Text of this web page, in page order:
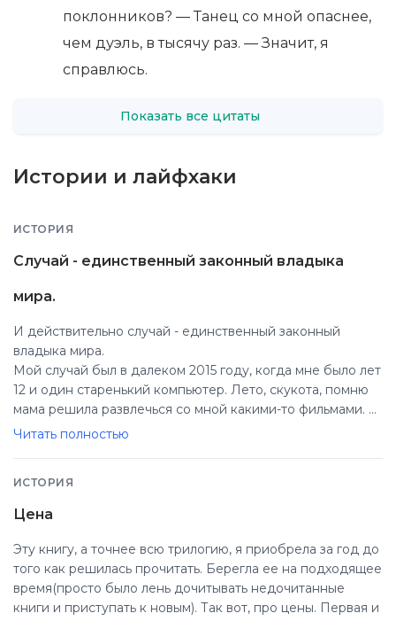
поклонников? — Танец со мной опаснее,
чем дуэль, в тысячу раз. — Значит, я
справлюсь.
Показать все цитаты
Истории и лайфхаки
ИСТОРИЯ
Случай - единственный законный владыка
мира.
И действительно случай - единственный законный
владыка мира.
Мой случай был в далеком 2015 году, когда мне было лет
12 и один старенький компьютер. Лето, скукота, помню
мама решила развлечься со мной какими-то фильмами. И
как то случайно скачала она первую часть фильм про
понравилось, мы скачали 2 часть. Нам понравилась и она.
Лето шло, а продолжение мне очень-очень хотелось
узнать. А я была из тех детей что не заставить прочитать
книгу, с криками и орами давалась школьная литература,
или вообще не давалась, но тут... Интересно же, чем все
закончилось, и я взяла мамин планшет скачала
приложение литрес и закачала последнюю книгу ("
Читать полностью
ИСТОРИЯ
Цена
Эту книгу, а точнее всю трилогию, я приобрела за год до
того как решилась прочитать. Берегла ее на подходящее
время(просто было лень дочитывать недочитанные
книги и приступать к новым). Так вот, про цены. Первая и